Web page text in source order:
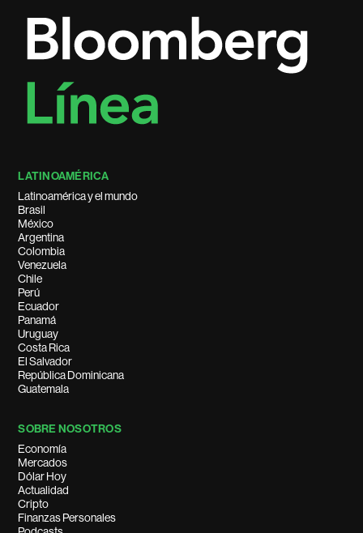
LATINOAMÉRICA
Latinoamérica y el mundo
Brasil
México
Argentina
Colombia
Venezuela
Chile
Perú
Ecuador
Panamá
Uruguay
Costa Rica
El Salvador
República Dominicana
Guatemala
SOBRE NOSOTROS
Economía
Mercados
Dólar Hoy
Actualidad
Cripto
Finanzas Personales